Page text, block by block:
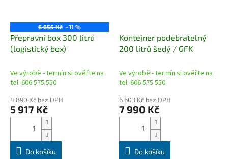
6 655 Kč –11 %
Přepravní box 300 litrů
(logistický box)
Ve výrobě - termín si ověřte na
tel: 606 575 550
4 890 Kč bez DPH
5 917 Kč
Do košíku
Kontejner podebratelný
200 litrů šedý / GFK
Ve výrobě - termín si ověřte na
tel: 606 575 550
6 603 Kč bez DPH
7 990 Kč
Do košíku